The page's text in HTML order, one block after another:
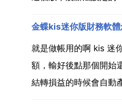
金蝶kis迷你版財務軟
就是做帳用的啊 kis 迷
額，輸好後點那個開始
結轉損益的時候會自動